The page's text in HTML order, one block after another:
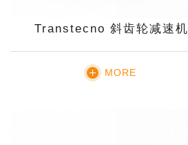
Transtecno 斜齿轮减速机
MORE